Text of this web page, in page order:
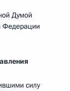
Думой
Федерации
силу